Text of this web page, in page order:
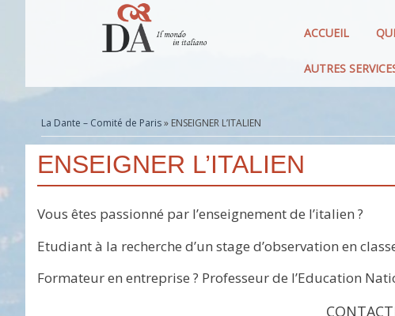
ACCUEIL
AUTRES
La Dante – Comité de Paris» ENSEIGNER L’ITALIEN
ENSEIGNER L’ITALIEN
Vous êtes passionné par l’enseignement de l’italien ?
Etudiant à la recherche d’un stage d’observation en
Formateur en entreprise ? Professeur de l’Education